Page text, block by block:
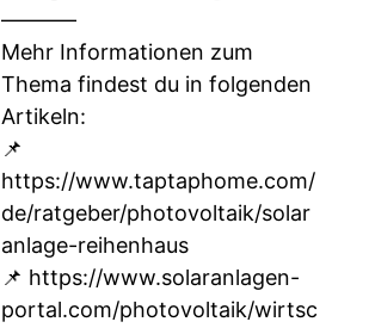
–––––––
Mehr Informationen zum
Thema findest du in folgenden
Artikeln:
📌
https://www.taptaphome.com/
de/ratgeber/photovoltaik/solar
anlage-reihenhaus
📌 https://www.solaranlagen-
portal.com/photovoltaik/wirtsc